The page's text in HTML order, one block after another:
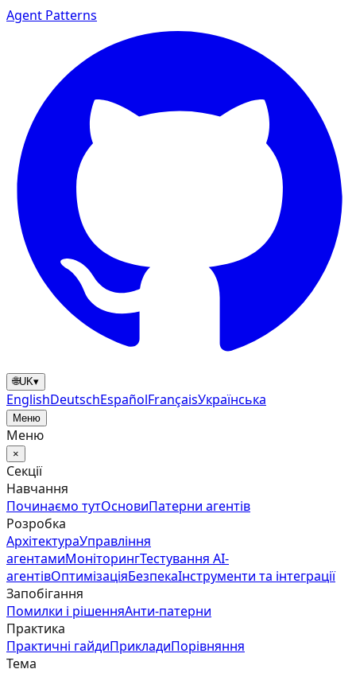
Agent Patterns
🌐UK▾
EnglishDeutschEspañolFrançaisУкраїнська
Меню
Меню
×
Секції
Навчання
Починаємо тутОсновиПатерни агентів
Розробка
АрхітектураУправління
агентамиМоніторингТестування AI-
агентівОптимізаціяБезпекаІнструменти та інтеграції
Запобігання
Помилки і рішенняАнти‑патерни
Практика
Практичні гайдиПрикладиПорівняння
Тема